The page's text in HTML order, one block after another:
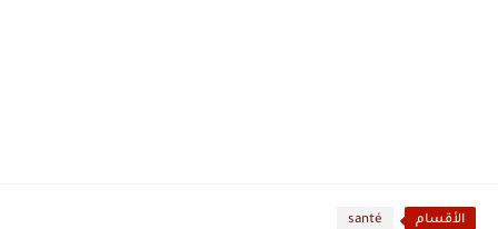
الأقسام santé